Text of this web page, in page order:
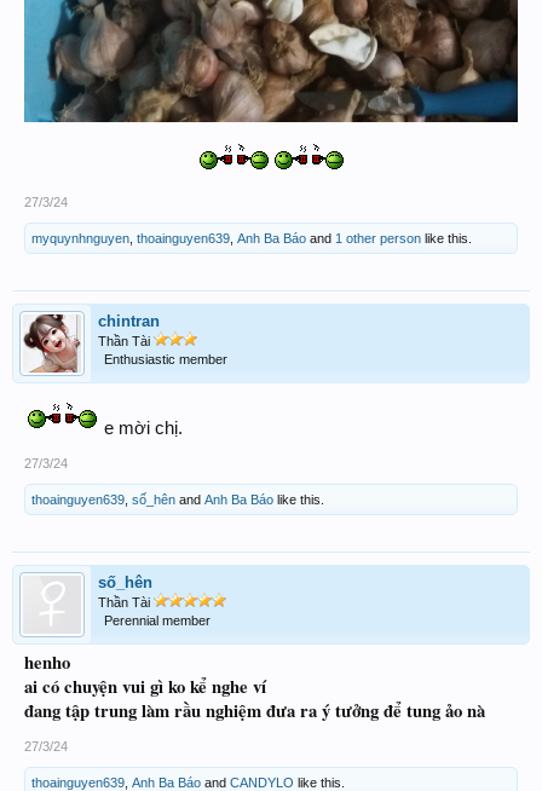
27/3/24
myquynhnguyen thoainguyen639 Anh Ba Báo and 1 other person like this.
chintran
Thần Tài
Enthusiastic member
e mời chị.
27/3/24
thoainguyen639 số_hên and Anh Ba Báo like this.
số_hên
Thần Tài
Perennial member
henho
ai có chuyện vui gì ko kể nghe ví
đang tập trung làm rầu nghiệm đưa ra ý tưởng để tung ảo nà
27/3/24
thoainguyen639 Anh Ba Báo and CANDYLO like this.